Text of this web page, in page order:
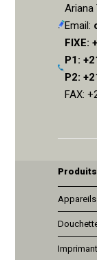
Ariana
Email:
FIXE:
P1:
P2:
FAX:
Produits